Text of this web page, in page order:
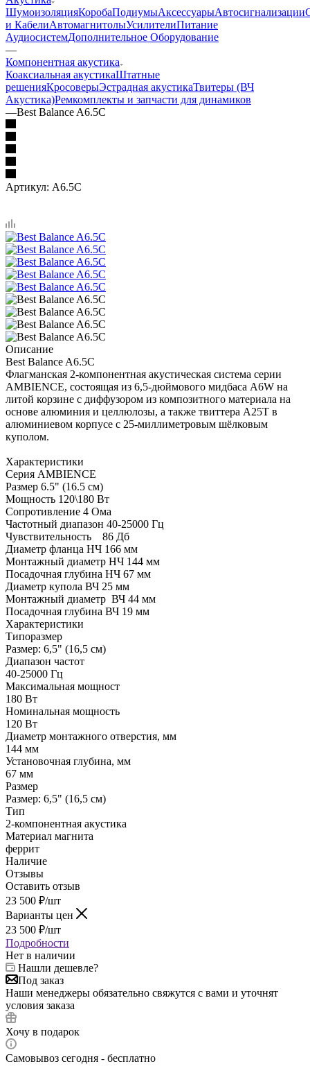
ШумоизоляцияКоробаПодиумыАксессуарыАвтосигнализации
и КабелиАвтомагнитолыУсилителиПитание
АудиосистемДополнительное Оборудование
—
Компонентная акустика
Коаксиальная акустикаШтатные
решенияКросоверыЭстрадная акустикаТвитеры (ВЧ
Акустика)Ремкомплекты и запчасти для динамиков
—Best Balance A6.5C
Артикул: A6.5C
Описание
Best Balance A6.5C
Флагманская 2-компонентная акустическая система серии
AMBIENCE, состоящая из 6,5-дюймового мидбаса A6W на
литой корзине с диффузором из композитного материала на
основе алюминия и целлюлозы, а также твиттера A25T в
алюминиевом корпусе с 25-миллиметровым шёлковым
куполом.
Характеристики
Серия AMBIENCE
Размер 6.5" (16.5 см)
Мощность 120\180 Вт
Сопротивление 4 Ома
Частотный диапазон 40-25000 Гц
Чувствительность 86 Дб
Диаметр фланца НЧ 166 мм
Монтажный диаметр НЧ 144 мм
Посадочная глубина НЧ 67 мм
Диаметр купола ВЧ 25 мм
Монтажный диаметр ВЧ 44 мм
Посадочная глубина ВЧ 19 мм
Характеристики
Типоразмер
Размер: 6,5" (16,5 см)
Диапазон частот
40-25000 Гц
Максимальная мощност
180 Вт
Номинальная мощность
120 Вт
Диаметр монтажного отверстия, мм
144 мм
Установочная глубина, мм
67 мм
Размер
Размер: 6,5" (16,5 см)
Тип
2-компонентная акустика
Материал магнита
феррит
Наличие
Отзывы
Оставить отзыв
23 500 ₽/шт
Варианты цен
23 500 ₽/шт
Подробности
Нет в наличии
Нашли дешевле?
Под заказ
Наши менеджеры обязательно свяжутся с вами и уточнят
условия заказа
Хочу в подарок
Самовывоз сегодня - бесплатно